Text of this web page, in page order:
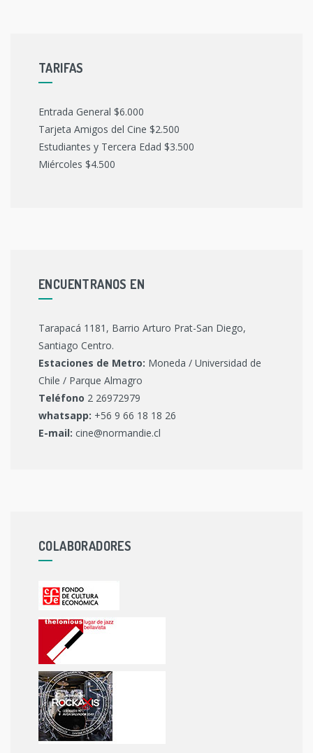
TARIFAS
Entrada General $6.000
Tarjeta Amigos del Cine $2.500
Estudiantes y Tercera Edad $3.500
Miércoles $4.500
ENCUENTRANOS EN
Tarapacá 1181, Barrio Arturo Prat-San Diego,
Santiago Centro.
Estaciones de Metro: Moneda / Universidad de
Chile / Parque Almagro
Teléfono 2 26972979
whatsapp: +56 9 66 18 18 26
E-mail: cine@normandie.cl
COLABORADORES